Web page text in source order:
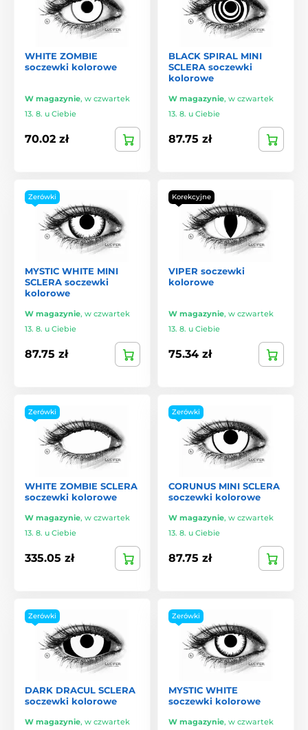
WHITE ZOMBIE
soczewki kolorowe
W magazynie, w czwartek
13. 8. u Ciebie
70.02 zł
BLACK SPIRAL MINI
SCLERA soczewki
kolorowe
W magazynie, w czwartek
13. 8. u Ciebie
87.75 zł
Zerówki
MYSTIC WHITE MINI
SCLERA soczewki
kolorowe
W magazynie, w czwartek
13. 8. u Ciebie
87.75 zł
Korekcyjne
VIPER soczewki
kolorowe
W magazynie, w czwartek
13. 8. u Ciebie
75.34 zł
Zerówki
WHITE ZOMBIE SCLERA
soczewki kolorowe
W magazynie, w czwartek
13. 8. u Ciebie
335.05 zł
Zerówki
CORUNUS MINI SCLERA
soczewki kolorowe
W magazynie, w czwartek
13. 8. u Ciebie
87.75 zł
Zerówki
DARK DRACUL SCLERA
soczewki kolorowe
W magazynie, w czwartek
Zerówki
MYSTIC WHITE
soczewki kolorowe
W magazynie, w czwartek